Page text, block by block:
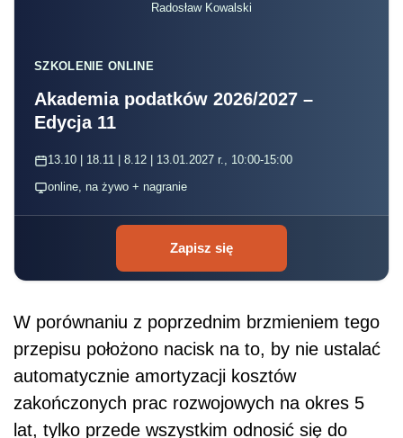
Radosław Kowalski
SZKOLENIE ONLINE
Akademia podatków 2026/2027 –
Edycja 11
13.10 | 18.11 | 8.12 | 13.01.2027 r., 10:00-15:00
online, na żywo + nagranie
Zapisz się
W porównaniu z poprzednim brzmieniem tego
przepisu położono nacisk na to, by nie ustalać
automatycznie amortyzacji kosztów
zakończonych prac rozwojowych na okres 5
lat, tylko przede wszystkim odnosić się do